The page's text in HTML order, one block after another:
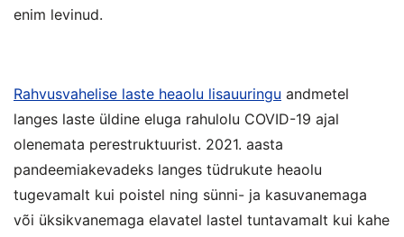
enim levinud.
Rahvusvahelise laste heaolu lisauuringu andmetel
langes laste üldine eluga rahulolu COVID-19 ajal
olenemata perestruktuurist. 2021. aasta
pandeemiakevadeks langes tüdrukute heaolu
tugevamalt kui poistel ning sünni- ja kasuvanemaga
või üksikvanemaga elavatel lastel tuntavamalt kui kahe